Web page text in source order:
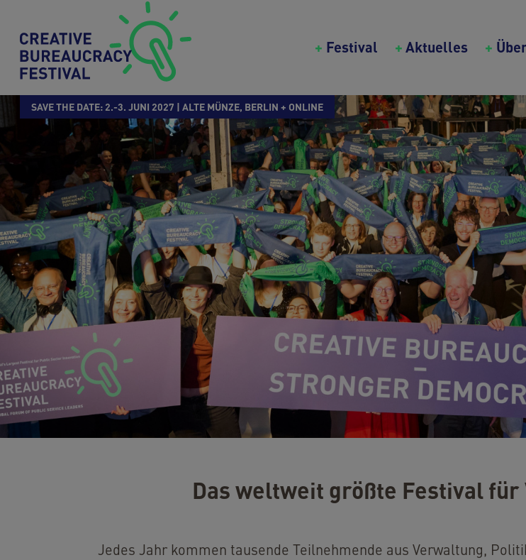
Festival Aktuelles
SAVE THE DATE: 2.-3. JUNI 2027 | ALTE MÜNZE, BERLIN + ONLINE
Das weltweit größte Festival
Jedes Jahr kommen tausende Teilnehmende aus Verwaltung,